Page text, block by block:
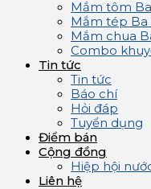
Mắm tôm
Mắm tép Ba
Mắm chua
Combo
Tin tức
Tin tức
Báo chí
Hỏi đáp
Tuyển dụng
Điểm bán
Cộng đồng
Hiệp hội
Liên hệ